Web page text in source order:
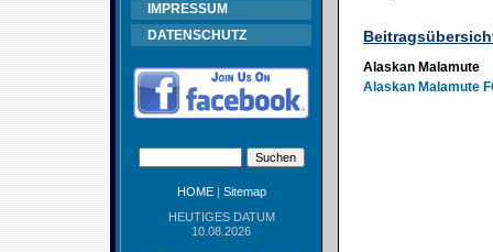
IMPRESSUM
DATENSCHUTZ
HOME| Sitemap
HEUTIGES DATUM
10.08.2026
Alaskan Malamute
Alaskan Malamute